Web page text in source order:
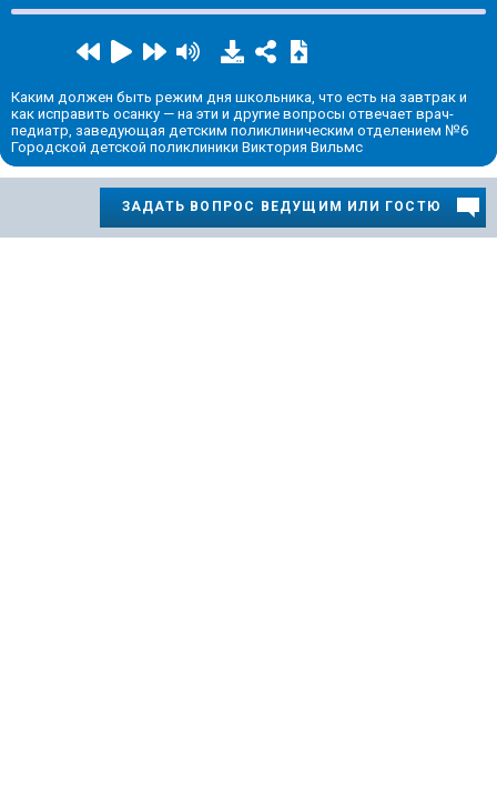
Каким должен быть режим дня школьника, что есть на завтрак и
как исправить осанку — на эти и другие вопросы отвечает врач-
педиатр, заведующая детским поликлиническим отделением №6
Городской детской поликлиники Виктория Вильмс
ЗАДАТЬ ВОПРОС ВЕДУЩИМ ИЛИ ГОСТЮ